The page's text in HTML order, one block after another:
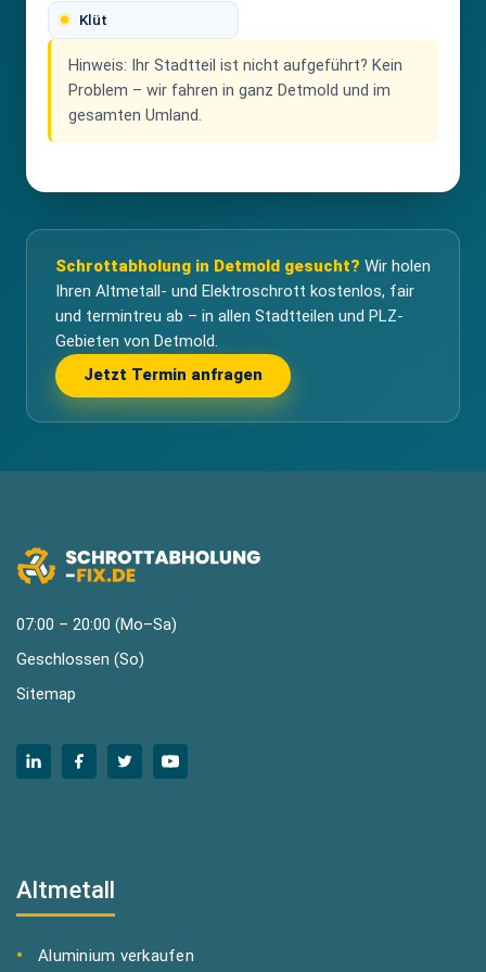
Klüt
Hinweis: Ihr Stadtteil ist nicht aufgeführt? Kein
Problem – wir fahren in ganz Detmold und im
gesamten Umland.
Schrottabholung in Detmold gesucht? Wir holen
Ihren Altmetall- und Elektroschrott kostenlos, fair
und termintreu ab – in allen Stadtteilen und PLZ-
Gebieten von Detmold.
Jetzt Termin anfragen
07:00 – 20:00 (Mo–Sa)
Geschlossen (So)
Sitemap
Altmetall
Aluminium verkaufen